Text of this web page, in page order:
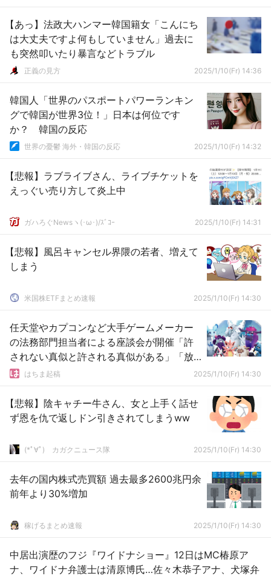
【あっ】法政大ハンマー韓国籍女「こんにち
は大丈夫ですよ何もしていません」過去に
も突然叩いたり暴言などトラブル
正義の見方 2025/1/10(Fr) 14:36
韓国人「世界のパスポートパワーランキン
グで韓国が世界3位！」日本は何位です
か？ 韓国の反応
世界の憂鬱 海外・韓国の反応 2025/1/10(Fr) 14:32
【悲報】ラブライブさん、ライブチケットを
えっぐい売り方して炎上中
ガハろぐNewsヽ(･ω･)/ｽﾞｺｰ 2025/1/10(Fr) 14:31
【悲報】風呂キャンセル界隈の若者、増えて
しまう
米国株ETFまとめ速報 2025/1/10(Fr) 14:30
任天堂やカプコンなど大手ゲームメーカー
の法務部門担当者による座談会が開催「許
されない真似と許される真似がある」「放
置すると面白いゲームが生まれなくなる」
はちま起稿 2025/1/10(Fr) 14:30
【悲報】陰キャチー牛さん、女と上手く話せ
ず恩を仇で返しドン引きされてしまうww
(*ﾟ∀ﾟ)ゞカガクニュース隊 2025/1/10(Fr) 14:30
去年の国内株式売買額 過去最多2600兆円余
前年より30%増加
稼げるまとめ速報 2025/1/10(Fr) 14:30
中居出演歴のフジ『ワイドナショー』12日はMC椿原ア
ナ、ワイドナ弁護士は清原博氏…佐々木恭子アナ、犬塚弁